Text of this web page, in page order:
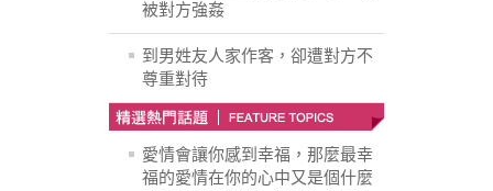
被對方強姦
到男姓友人家作客，卻遭對方不
尊重對待
愛情會讓你感到幸福，那麼最幸
福的愛情在你的心中又是個什麼